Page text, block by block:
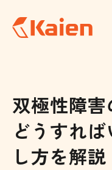
双極性障
どうすれ
し方を解説